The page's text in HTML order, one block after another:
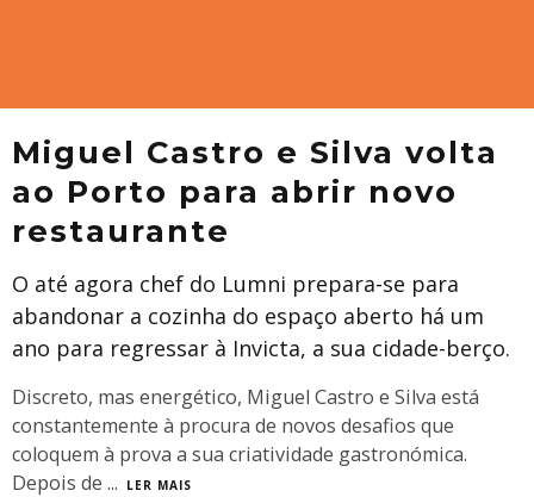
Miguel Castro e Silva volta
ao Porto para abrir novo
restaurante
O até agora chef do Lumni prepara-se para
abandonar a cozinha do espaço aberto há um
ano para regressar à Invicta, a sua cidade-berço.
Discreto, mas energético, Miguel Castro e Silva está
constantemente à procura de novos desafios que
coloquem à prova a sua criatividade gastronómica.
Depois de ... LER MAIS